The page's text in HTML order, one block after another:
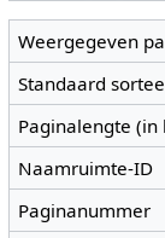
Weergegeven
Standaard
Paginalengte (in
Naamruimte-ID
Paginanummer